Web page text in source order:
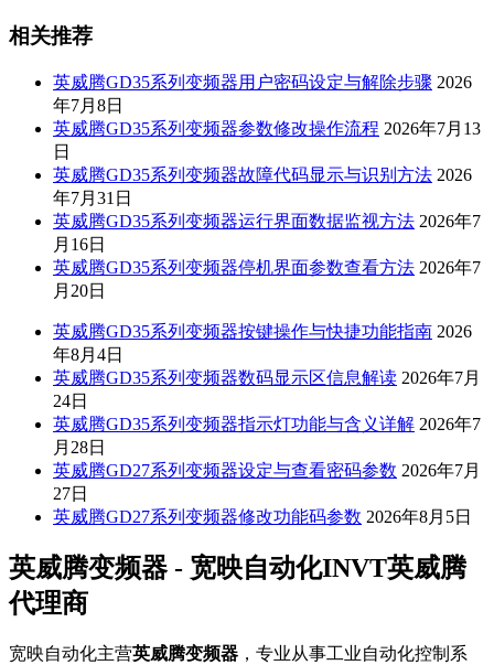
相关推荐
英威腾GD35系列变频器用户密码设定与解除步骤 2026
年7月8日
英威腾GD35系列变频器参数修改操作流程 2026年7月13
日
英威腾GD35系列变频器故障代码显示与识别方法 2026
年7月31日
英威腾GD35系列变频器运行界面数据监视方法 2026年7
月16日
英威腾GD35系列变频器停机界面参数查看方法 2026年7
月20日
英威腾GD35系列变频器按键操作与快捷功能指南 2026
年8月4日
英威腾GD35系列变频器数码显示区信息解读 2026年7月
24日
英威腾GD35系列变频器指示灯功能与含义详解 2026年7
月28日
英威腾GD27系列变频器设定与查看密码参数 2026年7月
27日
英威腾GD27系列变频器修改功能码参数 2026年8月5日
英威腾变频器 - 宽映自动化INVT英威腾
代理商
宽映自动化主营英威腾变频器 ，专业从事工业自动化控制系